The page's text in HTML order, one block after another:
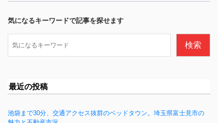
気になるキーワードで記事を探せます
索
検索
最近の投稿
池袋まで30分、交通アクセス抜群のベッドタウン。埼玉県富士見市の